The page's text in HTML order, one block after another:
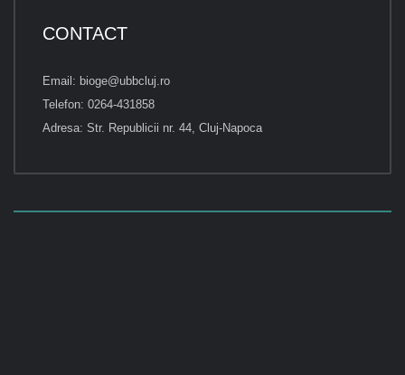
CONTACT
Email: bioge@ubbcluj.ro
Telefon: 0264-431858
Adresa: Str. Republicii nr. 44, Cluj-Napoca